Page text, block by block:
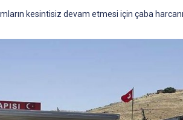
kesintisiz devam etmesi için çaba